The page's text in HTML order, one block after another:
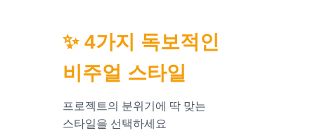
✨ 4가지 독보적인
비주얼 스타일
프로젝트의 분위기에 딱 맞는
스타일을 선택하세요